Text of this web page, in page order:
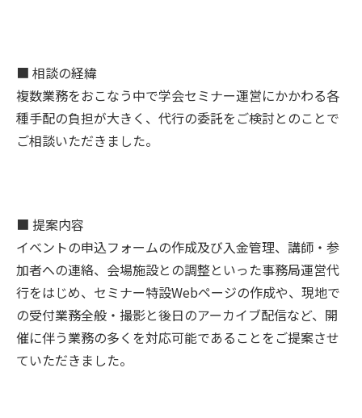
■ 相談の経緯
複数業務をおこなう中で学会セミナー運営にかかわる各
種手配の負担が大きく、代行の委託をご検討とのことで
ご相談いただきました。
■ 提案内容
イベントの申込フォームの作成及び入金管理、講師・参
加者への連絡、会場施設との調整といった事務局運営代
行をはじめ、セミナー特設Webページの作成や、現地で
の受付業務全般・撮影と後日のアーカイブ配信など、開
催に伴う業務の多くを対応可能であることをご提案させ
ていただきました。